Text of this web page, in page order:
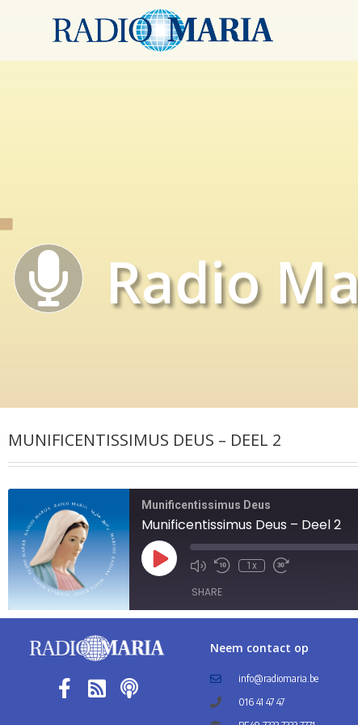
Radio
MUNIFICENTISSIMUS DEUS – DEEL 2
Munificentissimus Deus
Munificentissimus Deus – Deel 2
1x
SHARE
SHARE Neem contact op
info@radiomaria.be
016 41 47 47